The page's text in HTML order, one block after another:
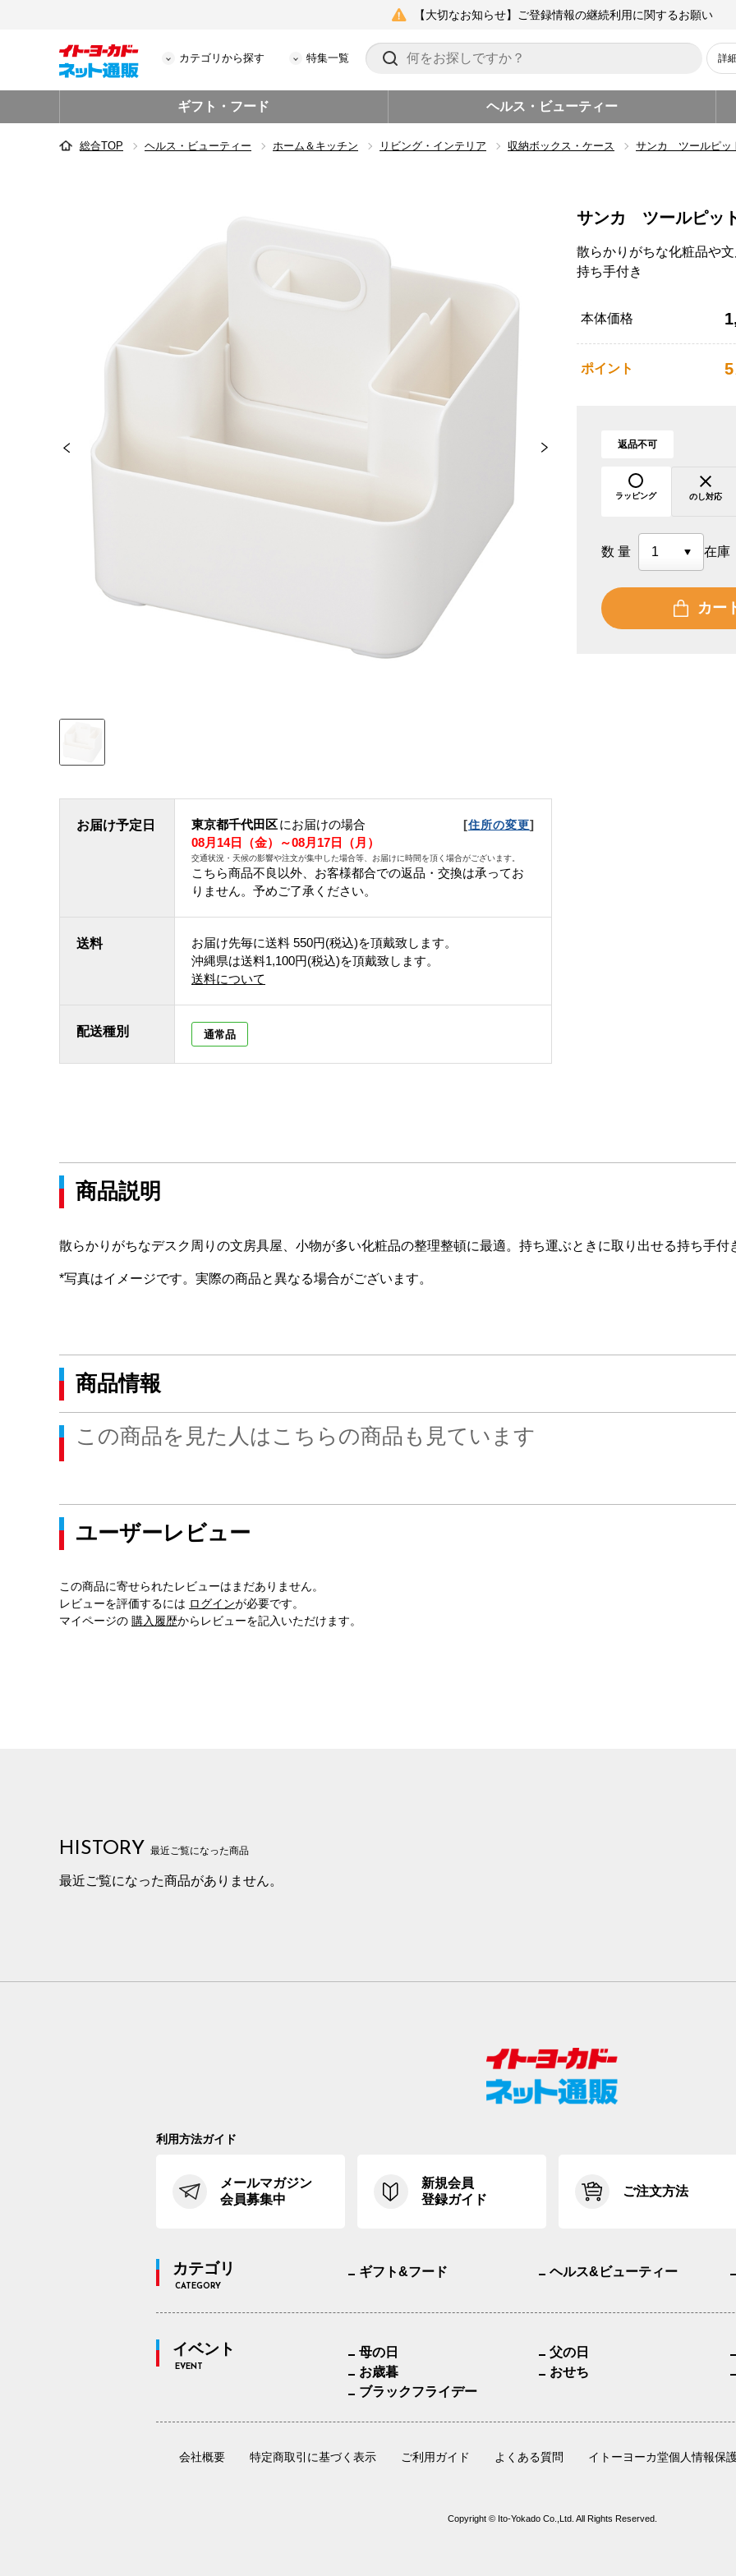
【大切なお知らせ】ご登録情報の継続利用に関するお願い
カテゴリから探す 特集一覧 詳
ギフト・フード ヘルス・ビューティー
総合TOP ヘルス・ビューティー ホーム＆キッチン リビング・インテリア 収納ボックス・ケース サンカ ツールピ
お届け予定日 東京都千代田区にお届けの場合 [住所の変更]
08月14日（金）～08月17日（月）
交通状況・天候の影響や注文が集中した場合等、お届けに時間を頂く場合がございます。
こちら商品不良以外、お客様都合での返品・交換は承ってお
りません。予めご了承ください。
送料 お届け先毎に送料 550円(税込)を頂戴致します。
沖縄県は送料1,100円(税込)を頂戴致します。
送料について
配送種別 通常品
サンカ ツールピ
散らかりがちな化粧品や
持ち手付き
本体価格
ポイント 5
返品不可
ラッピング のし対応
数量 在庫
カー
商品説明
散らかりがちなデスク周りの文房具屋、小物が多い化粧品の整理整頓に最適。持ち運ぶときに取り出せる持ち手付
*写真はイメージです。実際の商品と異なる場合がございます。
商品情報
この商品を見た人はこちらの商品も見ています
ユーザーレビュー
この商品に寄せられたレビューはまだありません。
レビューを評価するには ログインが必要です。
マイページの 購入履歴からレビューを記入いただけます。
HISTORY 最近ご覧になった商品
最近ご覧になった商品がありません。
利用方法ガイド
メールマガジン
会員募集中
新規会員
登録ガイド
ご注文方法
カテゴリ
CATEGORY
ギフト&フード ヘルス&ビューティー
イベント
EVENT
母の日
父の日
お歳暮
おせち
ブラックフライデー
会社概要 特定商取引に基づく表示 ご利用ガイド よくある質問 イトーヨーカ堂個人情報保
Copyright © Ito-Yokado Co.,Ltd. All Rights Reserved.